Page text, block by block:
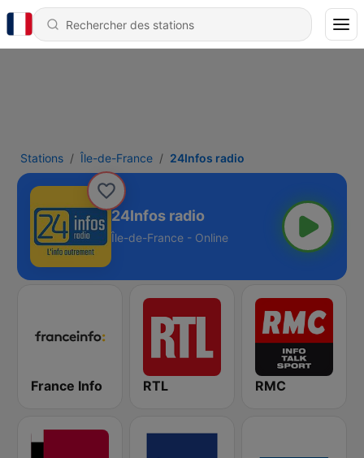
Stations Île-de-France 24Infos radio
24Infos radio
Île-de-France - Online
France Info RTL RMC